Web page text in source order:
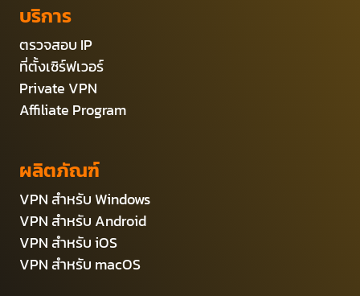
บริการ
ตรวจสอบ IP
ที่ตั้งเซิร์ฟเวอร์
Private VPN
Affiliate Program
ผลิตภัณฑ์
VPN สำหรับ Windows
VPN สำหรับ Android
VPN สำหรับ iOS
VPN สำหรับ macOS